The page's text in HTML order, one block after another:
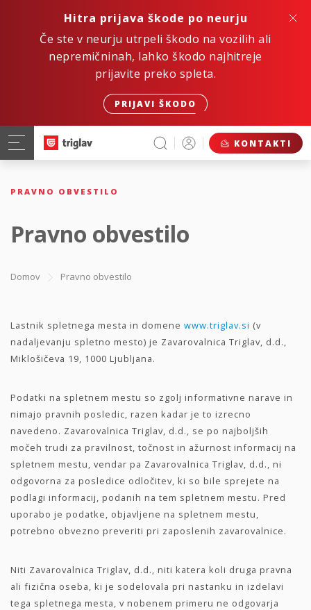
Hitra prijava škode po neurju
Če ste v neurju utrpeli škodo na vozilih ali
nepremičninah, lahko škodo najhitreje
prijavite preko spleta.
PRIJAVI ŠKODO
KONTAKTI
PRAVNO OBVESTILO
Pravno obvestilo
Domov Pravno obvestilo
Lastnik spletnega mesta in domene www.triglav.si (v
nadaljevanju spletno mesto) je Zavarovalnica Triglav, d.d.,
Miklošičeva 19, 1000 Ljubljana.
Podatki na spletnem mestu so zgolj informativne narave in
nimajo pravnih posledic, razen kadar je to izrecno
navedeno. Zavarovalnica Triglav, d.d., se po najboljših
močeh trudi za pravilnost, točnost in ažurnost informacij na
spletnem mestu, vendar pa Zavarovalnica Triglav, d.d., ni
odgovorna za posledice odločitev, ki so bile sprejete na
podlagi informacij, podanih na tem spletnem mestu. Pred
uporabo je podatke, objavljene na spletnem mestu,
potrebno obvezno preveriti pri zaposlenih zavarovalnice.
Niti Zavarovalnica Triglav, d.d., niti katera koli druga pravna
ali fizična oseba, ki je sodelovala pri nastanku in izdelavi
tega spletnega mesta, v nobenem primeru ne odgovarja